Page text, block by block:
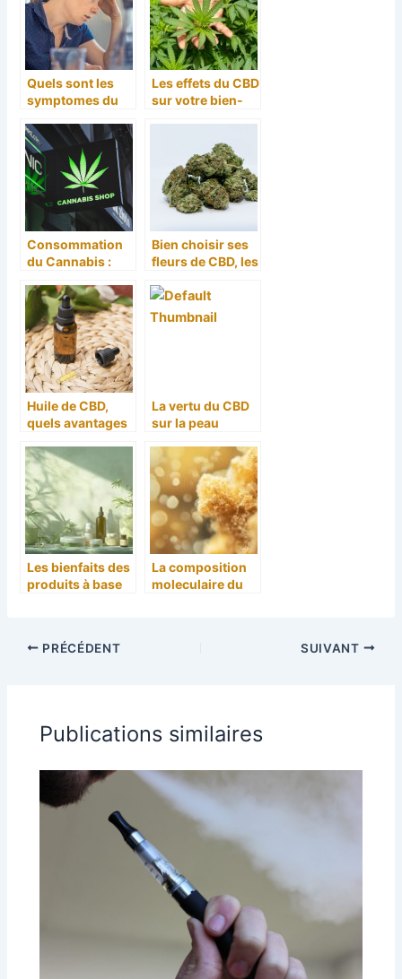
Quels sont les
symptomes du
comment le gerer
?
Les effets du CBD
sur votre bien-
Consommation
du Cannabis :
espagnole?
Bien choisir ses
fleurs de CBD, les
informations à
connaître
Huile de CBD,
quels avantages
La vertu du CBD
sur la peau
Les bienfaits des
produits à base
votre routine
La composition
moleculaire du
PRÉCÉDENT SUIVANT
Publications similaires